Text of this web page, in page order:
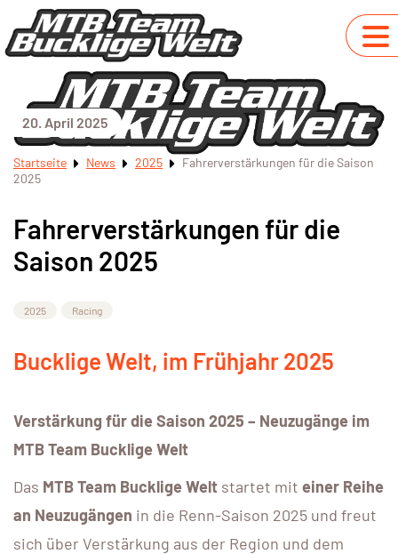
20. April 2025
Startseite News 2025
Fahrerverstärkungen für die Saison
2025
Fahrerverstärkungen für die
Saison 2025
2025 Racing
Bucklige Welt, im Frühjahr 2025
Verstärkung für die Saison 2025 – Neuzugänge im
MTB Team Bucklige Welt
Das MTB Team Bucklige Welt startet mit einer Reihe
an Neuzugängen in die Renn-Saison 2025 und freut
sich über Verstärkung aus der Region und dem